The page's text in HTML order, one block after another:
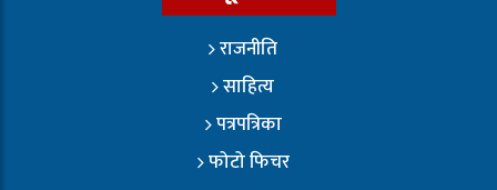
राजनीति
साहित्य
पत्रपत्रिका
फोटो फिचर